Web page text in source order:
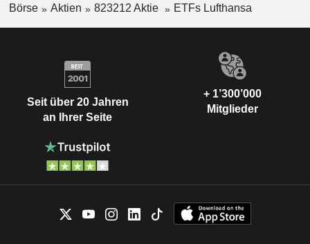
Börse Aktien 823212 Aktie ETFs Lufthansa
Seit über 20 Jahren
an Ihrer Seite
+ 1’300’000
Mitglieder